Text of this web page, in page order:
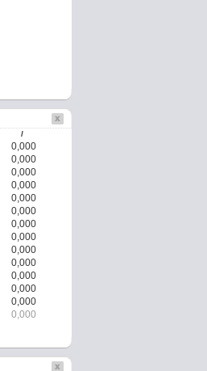
/
0,000
0,000
0,000
0,000
0,000
0,000
0,000
0,000
0,000
0,000
0,000
0,000
0,000
0,000